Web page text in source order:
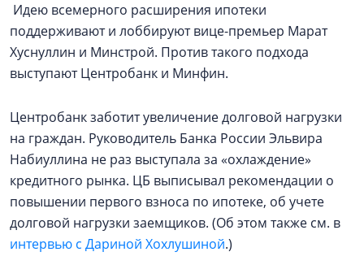
Идею всемерного расширения ипотеки
поддерживают и лоббируют вице-премьер Марат
Хуснуллин и Минстрой. Против такого подхода
выступают Центробанк и Минфин.
Центробанк заботит увеличение долговой нагрузки
на граждан. Руководитель Банка России Эльвира
Набиуллина не раз выступала за «охлаждение»
кредитного рынка. ЦБ выписывал рекомендации о
повышении первого взноса по ипотеке, об учете
долговой нагрузки заемщиков. (Об этом также см. в
интервью с Дариной Хохлушиной.)